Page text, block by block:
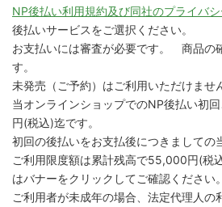
NP後払い利用規約及び同社のプライバ
後払いサービスをご選択ください。
お支払いには審査が必要です。 商品の
す。
未発売（ご予約）はご利用いただけませ
当オンラインショップでのNP後払い初
円(税込)迄です。
初回の後払いをお支払後につきましての
ご利用限度額は累計残高で55,000円(税
はバナーをクリックしてご確認ください。
ご利用者が未成年の場合、法定代理人の